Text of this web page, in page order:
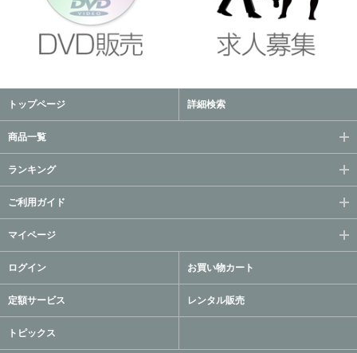
トップページ 詳細検索
商品一覧
ランキング
ご利用ガイド
マイページ
ログイン お買い物カート
定額サービス レンタル販売
トピックス